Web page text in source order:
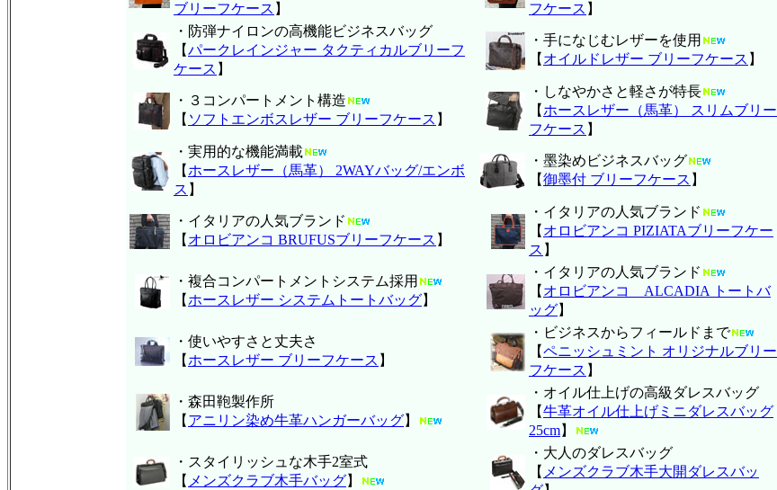
ブリーフケース 】
フケース 】
・防弾ナイロンの高機能ビジネスバッグ
【パークレインジャー タクティカルブリーフ
ケース 】
・手になじむレザーを使用
【 オイルドレザー ブリーフケース 】
・３コンパートメント構造
【 ソフトエンボスレザー ブリーフケース 】
・しなやかさと軽さが特長
【 ホースレザー（馬革） スリムブリー
フケース 】
・実用的な機能満載
【 ホースレザー（馬革） 2WAYバッグ/エンボ
ス 】
・墨染めビジネスバッグ
【御墨付 ブリーフケース 】
・イタリアの人気ブランド
【 オロビアンコ BRUFUSブリーフケース 】
・イタリアの人気ブランド
【 オロビアンコ PIZIATAブリーフケー
ス 】
・複合コンパートメントシステム採用
【 ホースレザー システムトートバッグ】
・イタリアの人気ブランド
【 オロビアンコ ALCADIA トートバ
ッグ】
・使いやすさと丈夫さ
【 ホースレザー ブリーフケース 】
・ビジネスからフィールドまで
【ペニッシュミント オリジナルブリー
フケース 】
・森田鞄製作所
【 アニリン染め牛革ハンガーバッグ】
・オイル仕上げの高級ダレスバッグ
【牛革オイル仕上げミニダレスバッグ
25cm】
・スタイリッシュな木手2室式
【 メンズクラブ木手バッグ】
・大人のダレスバッグ
【 メンズクラブ木手大開ダレスバッ